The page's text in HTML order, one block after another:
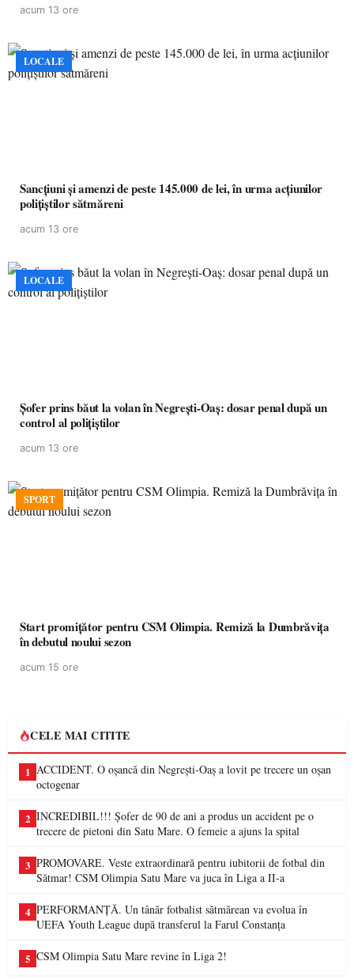
acum 13 ore
LOCALE
Sancțiuni și amenzi de peste 145.000 de lei, în urma acțiunilor
polițiștilor sătmăreni
acum 13 ore
LOCALE
Șofer prins băut la volan în Negrești-Oaș: dosar penal după un
control al polițiștilor
acum 13 ore
SPORT
Start promițător pentru CSM Olimpia. Remiză la Dumbrăvița
în debutul noului sezon
acum 15 ore
CELE MAI CITITE
1 ACCIDENT. O oșancă din Negrești-Oaș a lovit pe trecere un oșan
octogenar
2 INCREDIBIL!!! Șofer de 90 de ani a produs un accident pe o
trecere de pietoni din Satu Mare. O femeie a ajuns la spital
3 PROMOVARE. Veste extraordinară pentru iubitorii de fotbal din
Sătmar! CSM Olimpia Satu Mare va juca în Liga a II-a
4 PERFORMANȚĂ. Un tânăr fotbalist sătmărean va evolua în
UEFA Youth League după transferul la Farul Constanța
5 CSM Olimpia Satu Mare revine în Liga 2!